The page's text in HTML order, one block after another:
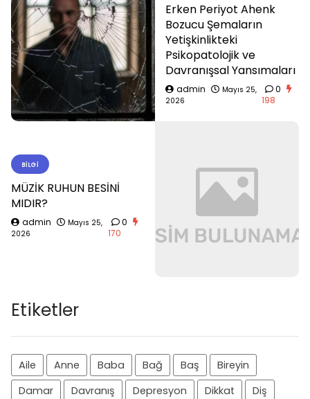
Erken Periyot Ahenk
Bozucu Şemaların
Yetişkinlikteki
Psikopatolojik ve
Davranışsal Yansımaları
admin
Mayıs 25,
2026
0
198
BILGI
MÜZİK RUHUN BESİNİ
MIDIR?
admin
Mayıs 25,
2026
0
170
Etiketler
Aile Anne Baba Bağ Baş
Bireyin
Damar
Davranış Depresyon Dikkat
Diş